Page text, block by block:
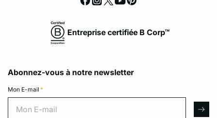
Entreprise certifiée B Corp™
Abonnez-vous à notre newsletter
Mon E-mail *